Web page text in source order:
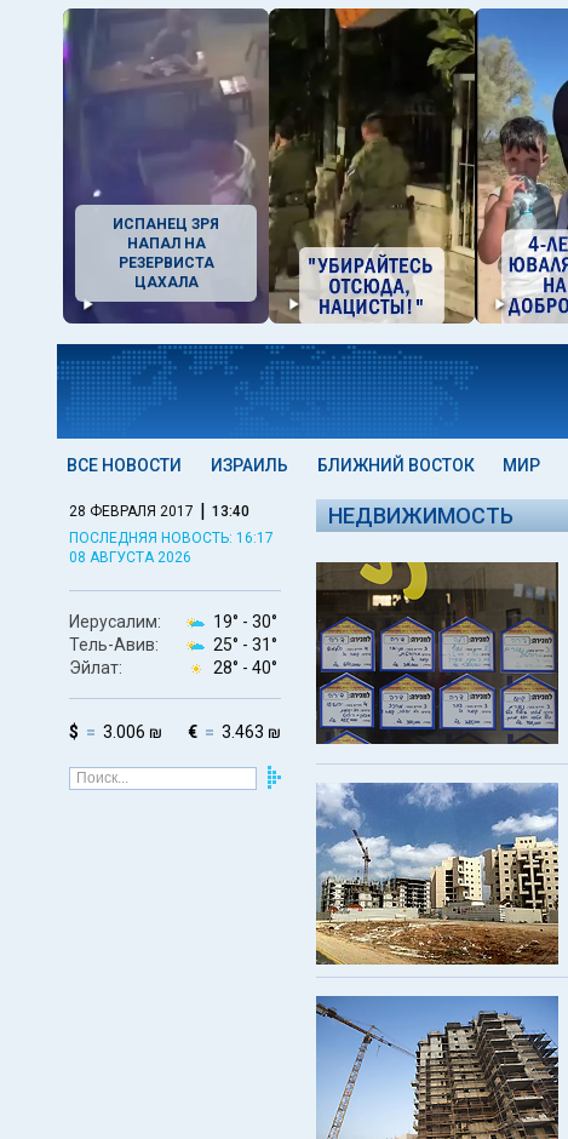
ИСПАНЕЦ ЗРЯ
НАПАЛ НА
РЕЗЕРВИСТА
ЦАХАЛА
ВСЕ НОВОСТИ ИЗРАИЛЬ БЛИЖНИЙ ВОСТОК МИР
28 ФЕВРАЛЯ 2017 | 13:40
ПОСЛЕДНЯЯ НОВОСТЬ: 16:17
08 АВГУСТА 2026
Иерусалим: 19° - 30°
Тель-Авив:
25° - 31°
Эйлат:
28° - 40°
$ 3.006 ₪ € 3.463 ₪
НЕДВИЖИМОСТЬ